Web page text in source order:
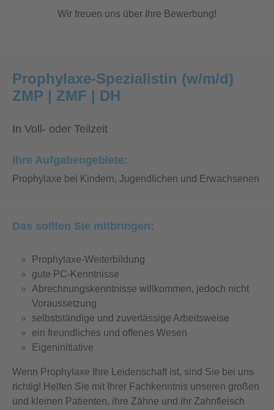
Wir freuen uns über Ihre Bewerbung!
Prophylaxe-Spezialistin (w/m/d)
ZMP | ZMF | DH
In Voll- oder Teilzeit
Ihre Aufgabengebiete:
Prophylaxe bei Kindern, Jugendlichen und Erwachsenen
Das sollten Sie mitbringen:
Prophylaxe-Weiterbildung
gute PC-Kenntnisse
Abrechnungskenntnisse willkommen, jedoch nicht
Voraussetzung
selbstständige und zuverlässige Arbeitsweise
ein freundliches und offenes Wesen
Eigeninitiative
Wenn Prophylaxe Ihre Leidenschaft ist, sind Sie bei uns
richtig! Helfen Sie mit Ihrer Fachkenntnis unseren großen
und kleinen Patienten, ihre Zähne und ihr Zahnfleisch